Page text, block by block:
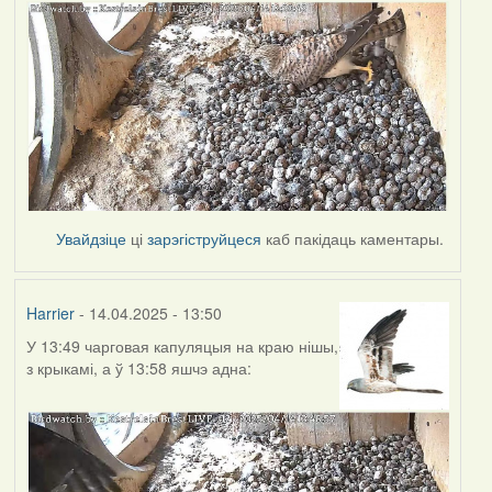
Увайдзіце цізарэгіструйцеся каб пакідаць каментары.
Harrier- 14.04.2025 - 13:50
У 13:49 чарговая капуляцыя на краю нішы,
з крыкамі, а ў 13:58 яшчэ адна: